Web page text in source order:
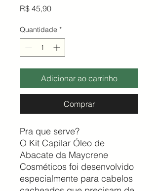
R$ 45,90Preço
Quantidade *
Adicionar ao carrinho
Comprar
Pra que serve?
O Kit Capilar Óleo de
Abacate da Maycrene
Cosméticos foi desenvolvido
especialmente para cabelos